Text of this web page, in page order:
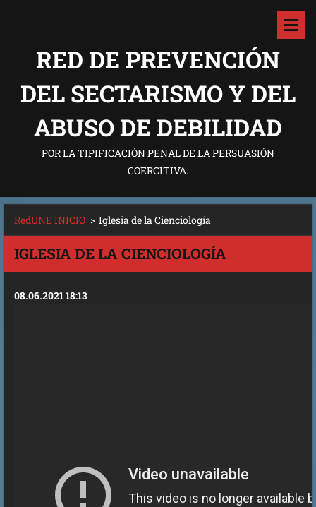
RED DE PREVENCIÓN
DEL SECTARISMO Y DEL
ABUSO DE DEBILIDAD
POR LA TIPIFICACIÓN PENAL DE LA PERSUASIÓN
COERCITIVA.
RedUNE INICIO > Iglesia de la Cienciología
IGLESIA DE LA CIENCIOLOGÍA
08.06.2021 18:13